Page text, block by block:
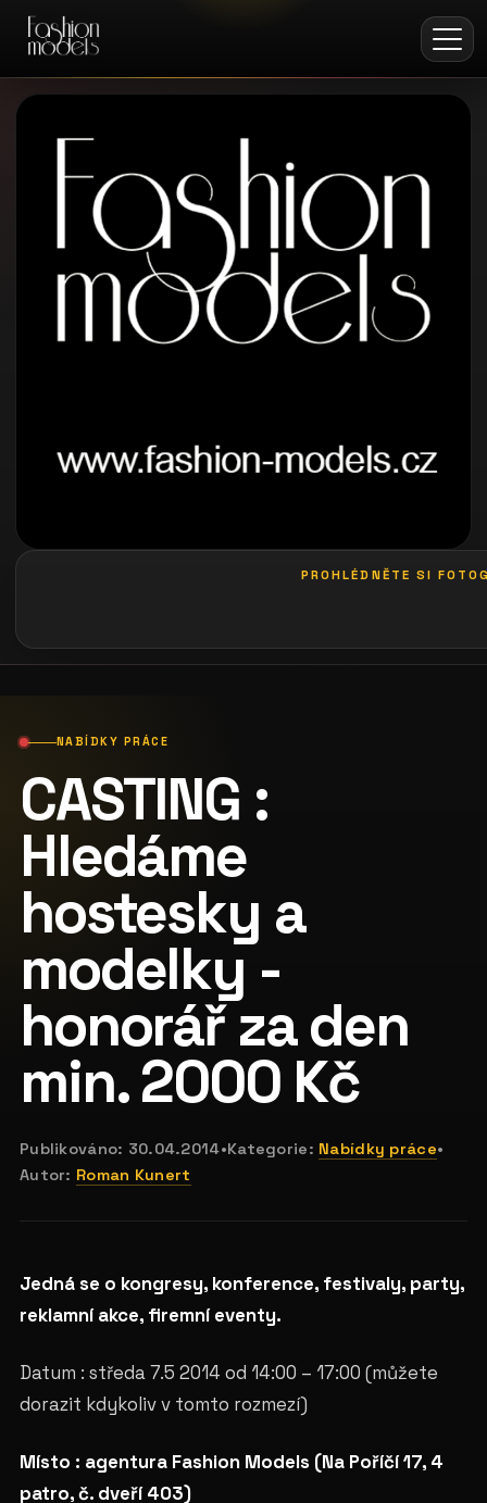
PROHLÉDNĚTE SI
NABÍDKY PRÁCE
CASTING :
Hledáme
hostesky a
modelky -
honorář za den
min. 2000 Kč
Publikováno: 30.04.2014•Kategorie: Nabídky práce•
Autor: Roman Kunert
Jedná se o kongresy, konference, festivaly, party,
reklamní akce, firemní eventy.
Datum : středa 7.5 2014 od 14:00 – 17:00 (můžete
dorazit kdykoliv v tomto rozmezí)
Místo : agentura Fashion Models (Na Poříčí 17, 4
patro, č. dveří 403)